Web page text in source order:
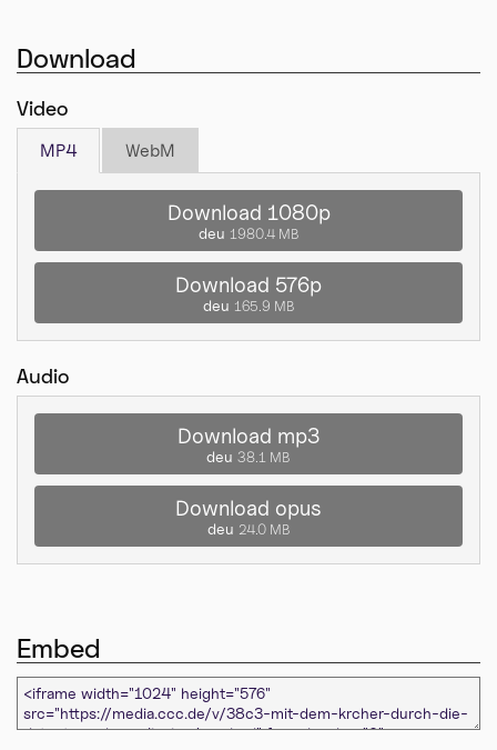
Download
Video
MP4 WebM
Download 1080p
deu 1980.4 MB
Download 576p
deu 165.9 MB
Audio
Download mp3
deu 38.1 MB
Download opus
deu 24.0 MB
Embed